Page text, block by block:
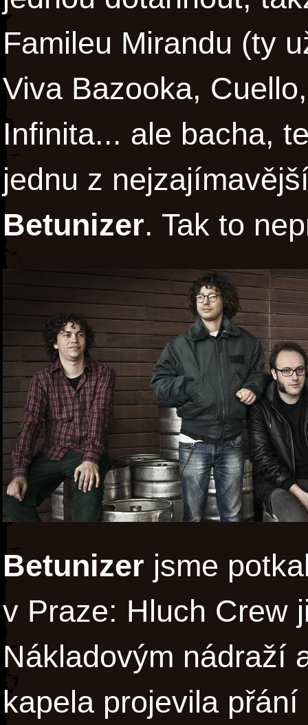
Famileu Mirandu (ty
Viva Bazooka,
Infinita... ale bacha,
jednu z
Betunizer. Tak to
Betunizer jsme
v Praze: Hluch Crew
Nákladovým nádraží
kapela projevila